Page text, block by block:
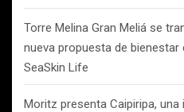
Torre Melina Gran Meliá se
nueva propuesta de
SeaSkin Life
Moritz presenta Caipiripa,